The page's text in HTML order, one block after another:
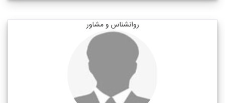
روانشناس و مشاور